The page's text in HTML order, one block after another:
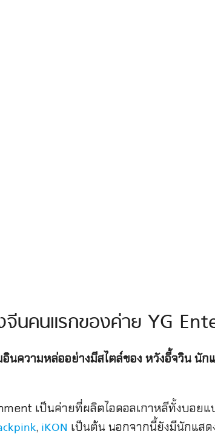
นคนแรกของค่าย YG
นความหล่ออย่างมีสไตล์ของ หวังอี้จวิน นั
เป็นค่ายที่ผลิตไอดอลเกาหลีทั้งบอย
, iKON เป็นต้น นอกจากนี้ยังมีนักแสด